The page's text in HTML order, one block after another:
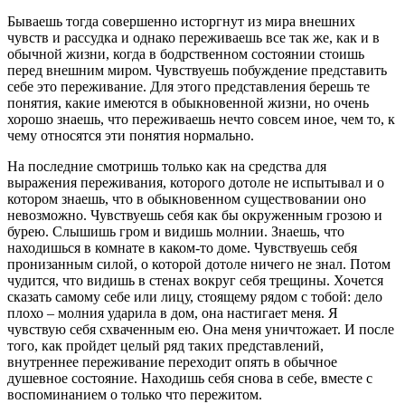
Бываешь тогда совершенно исторгнут из мира внешних
чувств и рассудка и однако переживаешь все так же, как и в
обычной жизни, когда в бодрственном состоянии стоишь
перед внешним миром. Чувствуешь побуждение представить
себе это переживание. Для этого представления берешь те
понятия, какие имеются в обыкновенной жизни, но очень
хорошо знаешь, что переживаешь нечто совсем иное, чем то, к
чему относятся эти понятия нормально.
На последние смотришь только как на средства для
выражения переживания, которого дотоле не испытывал и о
котором знаешь, что в обыкновенном существовании оно
невозможно. Чувствуешь себя как бы окруженным грозою и
бурею. Слышишь гром и видишь молнии. Знаешь, что
находишься в комнате в каком-то доме. Чувствуешь себя
пронизанным силой, о которой дотоле ничего не знал. Потом
чудится, что видишь в стенах вокруг себя трещины. Хочется
сказать самому себе или лицу, стоящему рядом с тобой: дело
плохо – молния ударила в дом, она настигает меня. Я
чувствую себя схваченным ею. Она меня уничтожает. И после
того, как пройдет целый ряд таких представлений,
внутреннее переживание переходит опять в обычное
душевное состояние. Находишь себя снова в себе, вместе с
воспоминанием о только что пережитом.